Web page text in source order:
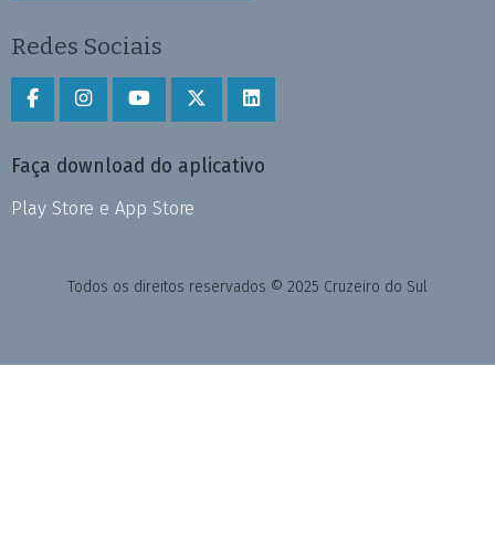
Redes Sociais
Faça download do aplicativo
Play Store e App Store
Todos os direitos reservados © 2025 Cruzeiro do Sul